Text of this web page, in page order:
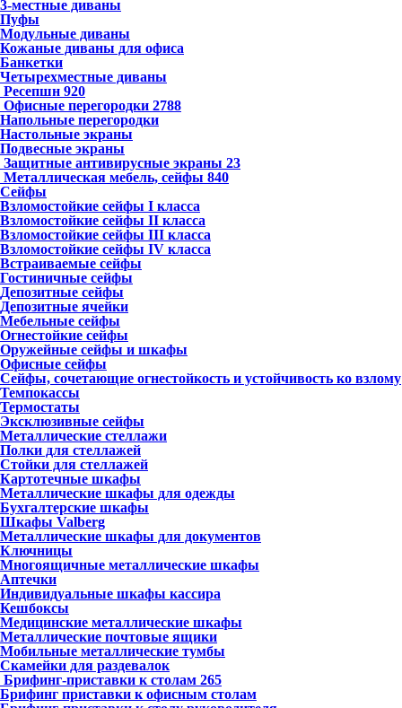
3-местные диваны
Пуфы
Модульные диваны
Кожаные диваны для офиса
Банкетки
Четырехместные диваны
Ресепшн 920
Офисные перегородки 2788
Напольные перегородки
Настольные экраны
Подвесные экраны
Защитные антивирусные экраны 23
Металлическая мебель, сейфы 840
Сейфы
Взломостойкие сейфы I класса
Взломостойкие сейфы II класса
Взломостойкие сейфы III класса
Взломостойкие сейфы IV класса
Встраиваемые сейфы
Гостиничные сейфы
Депозитные сейфы
Депозитные ячейки
Мебельные сейфы
Огнестойкие сейфы
Оружейные сейфы и шкафы
Офисные сейфы
Сейфы, сочетающие огнестойкость и устойчивость ко взлому
Темпокассы
Термостаты
Эксклюзивные сейфы
Металлические стеллажи
Полки для стеллажей
Стойки для стеллажей
Картотечные шкафы
Металлические шкафы для одежды
Бухгалтерские шкафы
Шкафы Valberg
Металлические шкафы для документов
Ключницы
Многоящичные металлические шкафы
Аптечки
Индивидуальные шкафы кассира
Кешбоксы
Медицинские металлические шкафы
Металлические почтовые ящики
Мобильные металлические тумбы
Скамейки для раздевалок
Брифинг-приставки к столам 265
Брифинг приставки к офисным столам